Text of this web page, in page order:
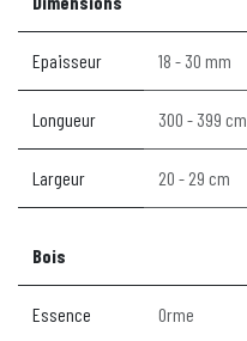
Epaisseur 18 - 30 mm
Longueur 300 - 399 cm
Largeur 20 - 29 cm
Bois
Essence Orme